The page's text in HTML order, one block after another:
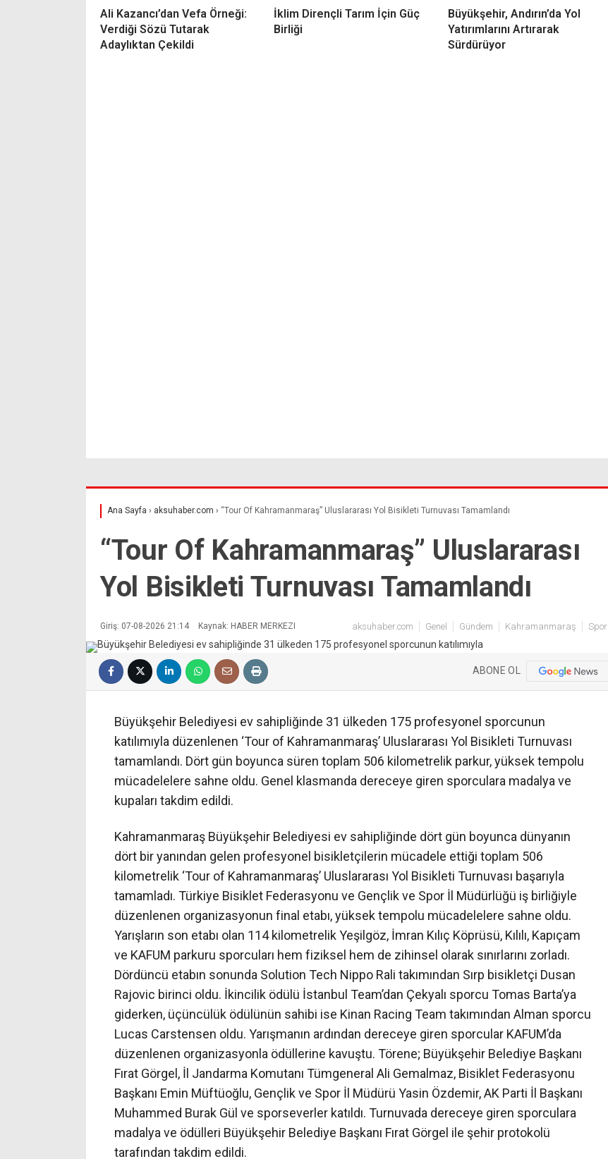
Ali Kazancı’dan Vefa Örneği:
Verdiği Sözü Tutarak
Adaylıktan Çekildi
İklim Dirençli Tarım İçin Güç
Birliği
Büyükşehir, Andırın’da Yol
Yatırımlarını Artırarak
Sürdürüyor
Ana Sayfa › aksuhaber.com › “Tour Of Kahramanmaraş” Uluslararası Yol Bisikleti Turnuvası Tamamlandı
“Tour Of Kahramanmaraş” Uluslararası
Yol Bisikleti Turnuvası Tamamlandı
Giriş: 07-08-2026 21:14 Kaynak: HABER MERKEZI aksuhaber.com Genel Gündem Kahramanmaraş Spor
ABONE OL
Büyükşehir Belediyesi ev sahipliğinde 31 ülkeden 175 profesyonel sporcunun
katılımıyla düzenlenen ‘Tour of Kahramanmaraş’ Uluslararası Yol Bisikleti Turnuvası
tamamlandı. Dört gün boyunca süren toplam 506 kilometrelik parkur, yüksek tempolu
mücadelelere sahne oldu. Genel klasmanda dereceye giren sporculara madalya ve
kupaları takdim edildi.
Kahramanmaraş Büyükşehir Belediyesi ev sahipliğinde dört gün boyunca dünyanın
dört bir yanından gelen profesyonel bisikletçilerin mücadele ettiği toplam 506
kilometrelik ‘Tour of Kahramanmaraş’ Uluslararası Yol Bisikleti Turnuvası başarıyla
tamamladı. Türkiye Bisiklet Federasyonu ve Gençlik ve Spor İl Müdürlüğü iş birliğiyle
düzenlenen organizasyonun final etabı, yüksek tempolu mücadelelere sahne oldu.
Yarışların son etabı olan 114 kilometrelik Yeşilgöz, İmran Kılıç Köprüsü, Kılılı, Kapıçam
ve KAFUM parkuru sporcuları hem fiziksel hem de zihinsel olarak sınırlarını zorladı.
Dördüncü etabın sonunda Solution Tech Nippo Rali takımından Sırp bisikletçi Dusan
Rajovic birinci oldu. İkincilik ödülü İstanbul Team’dan Çekyalı sporcu Tomas Barta’ya
giderken, üçüncülük ödülünün sahibi ise Kinan Racing Team takımından Alman sporcu
Lucas Carstensen oldu. Yarışmanın ardından dereceye giren sporcular KAFUM’da
düzenlenen organizasyonla ödüllerine kavuştu. Törene; Büyükşehir Belediye Başkanı
Fırat Görgel, İl Jandarma Komutanı Tümgeneral Ali Gemalmaz, Bisiklet Federasyonu
Başkanı Emin Müftüoğlu, Gençlik ve Spor İl Müdürü Yasin Özdemir, AK Parti İl Başkanı
Muhammed Burak Gül ve sporseverler katıldı. Turnuvada dereceye giren sporculara
madalya ve ödülleri Büyükşehir Belediye Başkanı Fırat Görgel ile şehir protokolü
tarafından takdim edildi.